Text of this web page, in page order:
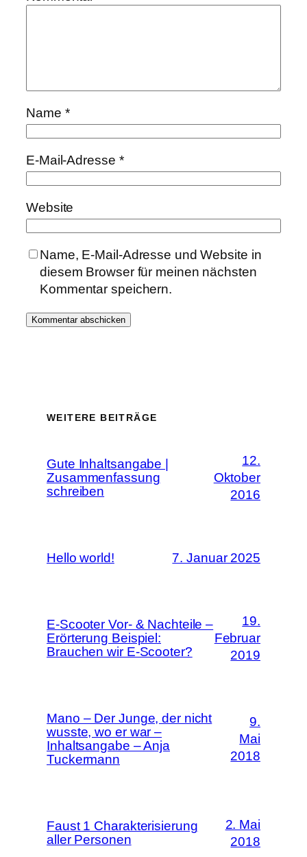
Name *
E-Mail-Adresse *
Website
Name, E-Mail-Adresse und Website in
diesem Browser für meinen nächsten
Kommentar speichern.
WEITERE BEITRÄGE
Gute Inhaltsangabe |
Zusammenfassung
schreiben
12.
Oktober
2016
Hello world! 7. Januar 2025
E-Scooter Vor- & Nachteile –
Erörterung Beispiel:
Brauchen wir E-Scooter?
19.
Februar
2019
Mano – Der Junge, der nicht
wusste, wo er war –
Inhaltsangabe – Anja
Tuckermann
9.
Mai
2018
Faust 1 Charakterisierung
aller Personen
2. Mai
2018